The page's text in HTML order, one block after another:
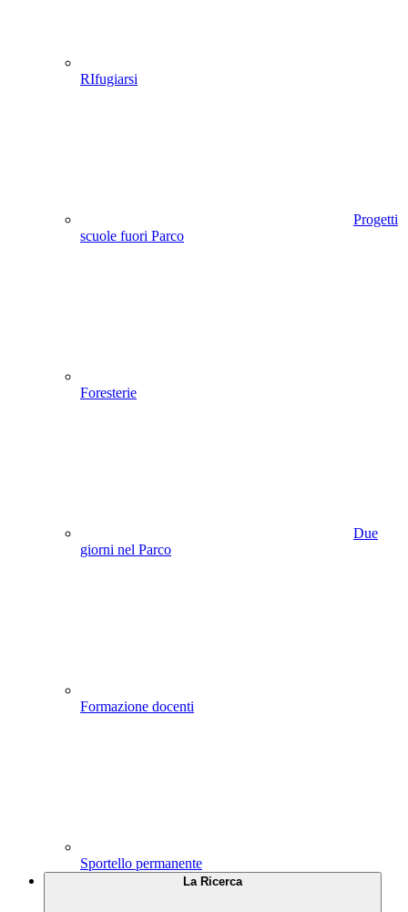
RIfugiarsi
Progetti
scuole fuori Parco
Foresterie
Due
giorni nel Parco
Formazione docenti
Sportello permanente
La Ricerca